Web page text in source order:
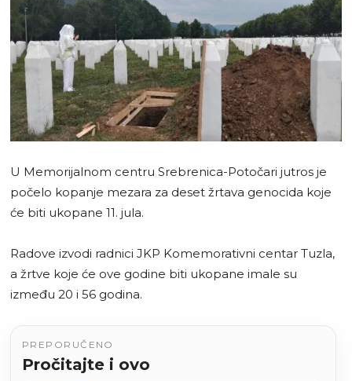
U Memorijalnom centru Srebrenica-Potočari jutros je
počelo kopanje mezara za deset žrtava genocida koje
će biti ukopane 11. jula.
Radove izvodi radnici JKP Komemorativni centar Tuzla,
a žrtve koje će ove godine biti ukopane imale su
između 20 i 56 godina.
PREPORUČENO
Pročitajte i ovo